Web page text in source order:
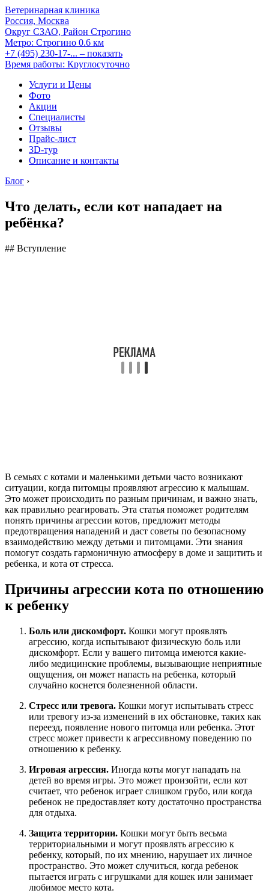
Ветеринарная клиника
Россия, Москва
Округ СЗАО, Район Строгино
Метро: Строгино 0.6 км
+7 (495) 230-17-... – показать
Время работы: Круглосуточно
Услуги и Цены
Фото
Акции
Специалисты
Отзывы
Прайс-лист
3D-тур
Описание и контакты
Блог ›
Что делать, если кот нападает на
ребёнка?
## Вступление
В семьях с котами и маленькими детьми часто возникают
ситуации, когда питомцы проявляют агрессию к малышам.
Это может происходить по разным причинам, и важно знать,
как правильно реагировать. Эта статья поможет родителям
понять причины агрессии котов, предложит методы
предотвращения нападений и даст советы по безопасному
взаимодействию между детьми и питомцами. Эти знания
помогут создать гармоничную атмосферу в доме и защитить и
ребенка, и кота от стресса.
Причины агрессии кота по отношению
к ребенку
Боль или дискомфорт. Кошки могут проявлять
агрессию, когда испытывают физическую боль или
дискомфорт. Если у вашего питомца имеются какие-
либо медицинские проблемы, вызывающие неприятные
ощущения, он может напасть на ребенка, который
случайно коснется болезненной области.
Стресс или тревога. Кошки могут испытывать стресс
или тревогу из-за изменений в их обстановке, таких как
переезд, появление нового питомца или ребенка. Этот
стресс может привести к агрессивному поведению по
отношению к ребенку.
Игровая агрессия. Иногда коты могут нападать на
детей во время игры. Это может произойти, если кот
считает, что ребенок играет слишком грубо, или когда
ребенок не предоставляет коту достаточно пространства
для отдыха.
Защита территории. Кошки могут быть весьма
территориальными и могут проявлять агрессию к
ребенку, который, по их мнению, нарушает их личное
пространство. Это может случиться, когда ребенок
пытается играть с игрушками для кошек или занимает
любимое место кота.